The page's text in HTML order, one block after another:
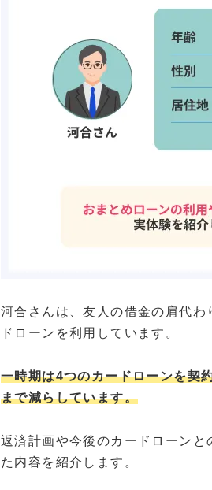
河合さんは、友人の借金の肩代
ドローンを利用しています。
一時期は4つのカードローンを契
まで減らしています。
返済計画や今後のカードローン
た内容を紹介します。